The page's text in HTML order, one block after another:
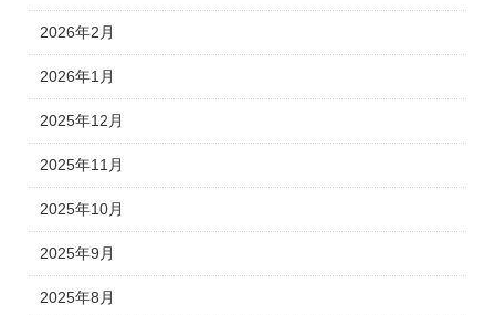
2026年2月
2026年1月
2025年12月
2025年11月
2025年10月
2025年9月
2025年8月